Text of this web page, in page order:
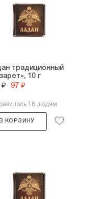
традиционный
10 г
₽ 97 ₽
18 людям
В КОРЗИНУ